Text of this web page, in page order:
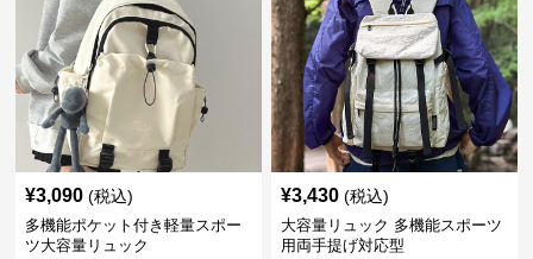
¥3,090 (税込)
多機能ポケット付き軽量スポー
ツ大容量リュック
¥3,430 (税込)
大容量リュック 多機能スポーツ
用両手提げ対応型